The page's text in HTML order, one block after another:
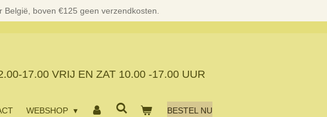
boven €125 geen verzendkosten.
17.00 VRIJ EN ZAT 10.00 -17.00 UUR
WEBSHOP BESTEL NU